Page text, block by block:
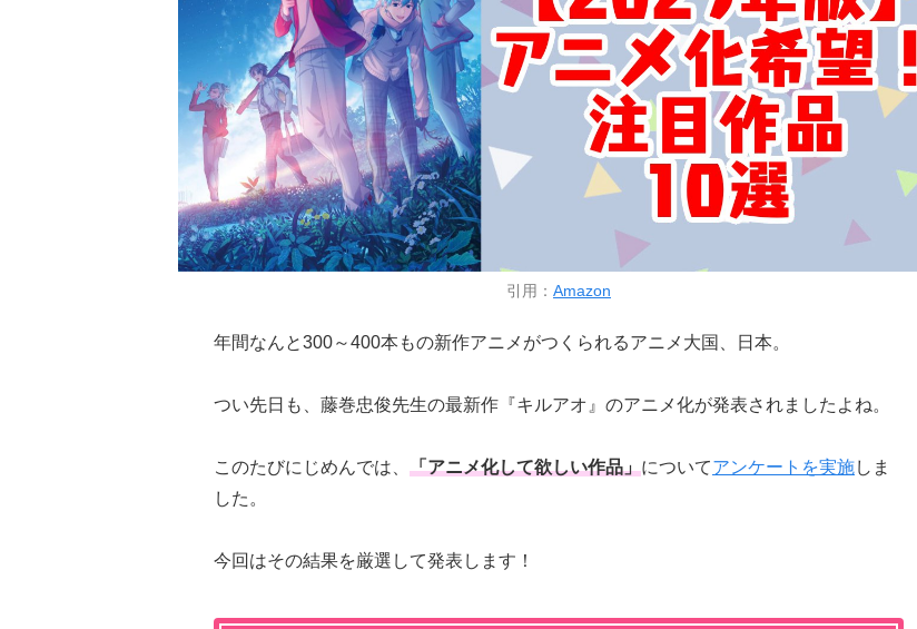
引用： Amazon
年間なんと300～400本もの新作アニメがつくられるアニメ大国、日本。
つい先日も、藤巻忠俊先生の最新作『キルアオ』のアニメ化が発表されましたよね。
このたびにじめんでは、 「アニメ化して欲しい作品」についてアンケートを実施しま
した。
今回はその結果を厳選して発表します！